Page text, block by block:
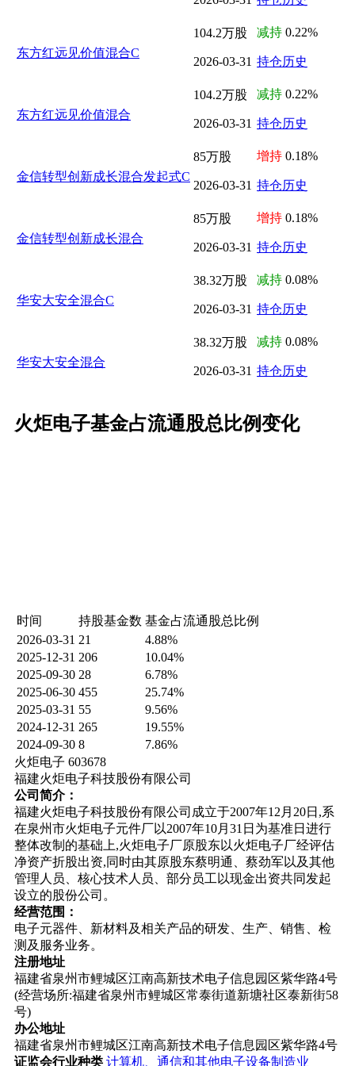
东方红远见价值混合C
104.2万股
2026-03-31
减持 0.22%
持仓历史
东方红远见价值混合
104.2万股
2026-03-31
减持 0.22%
持仓历史
金信转型创新成长混合发起式C
85万股
2026-03-31
增持 0.18%
持仓历史
金信转型创新成长混合
85万股
2026-03-31
增持 0.18%
持仓历史
华安大安全混合C
38.32万股
2026-03-31
减持 0.08%
持仓历史
华安大安全混合
38.32万股
2026-03-31
减持 0.08%
持仓历史
火炬电子基金占流通股总比例变化
时间 持股基金数 基金占流通股总比例
2026-03-31 21
4.88%
2025-12-31 206
10.04%
2025-09-30 28
6.78%
2025-06-30 455
25.74%
2025-03-31 55
9.56%
2024-12-31 265
19.55%
2024-09-30 8
7.86%
火炬电子 603678
福建火炬电子科技股份有限公司
公司简介：
福建火炬电子科技股份有限公司成立于2007年12月20日,系
在泉州市火炬电子元件厂以2007年10月31日为基准日进行
整体改制的基础上,火炬电子厂原股东以火炬电子厂经评估
净资产折股出资,同时由其原股东蔡明通、蔡劲军以及其他
管理人员、核心技术人员、部分员工以现金出资共同发起
设立的股份公司。
经营范围：
电子元器件、新材料及相关产品的研发、生产、销售、检
测及服务业务。
注册地址
福建省泉州市鲤城区江南高新技术电子信息园区紫华路4号
(经营场所:福建省泉州市鲤城区常泰街道新塘社区泰新街58
号)
办公地址
福建省泉州市鲤城区江南高新技术电子信息园区紫华路4号
证监会行业种类 计算机、通信和其他电子设备制造业